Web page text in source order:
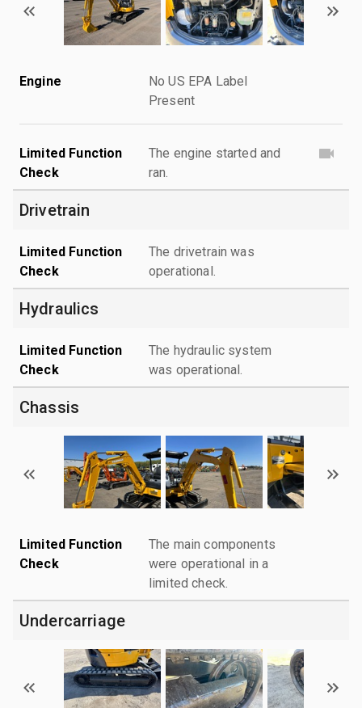
Engine
No US EPA Label
Present
Limited Function
Check
The engine started and
ran.
Drivetrain
Limited Function
Check
The drivetrain was
operational.
Hydraulics
Limited Function
Check
The hydraulic system
was operational.
Chassis
Limited Function
Check
The main components
were operational in a
limited check.
Undercarriage